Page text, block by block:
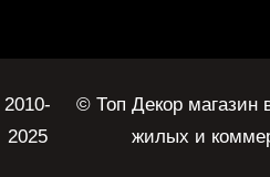
2010-
2025
© Топ Декор магазин
жилых и